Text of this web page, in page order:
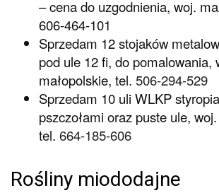
– cena do uzgodnienia, woj.
606-464-101
Sprzedam 12 stojaków
pod ule 12 fi, do pomalowania,
małopolskie, tel. 506-294-529
Sprzedam 10 uli WLKP
pszczołami oraz puste ule,
tel. 664-185-606
Rośliny miododajne